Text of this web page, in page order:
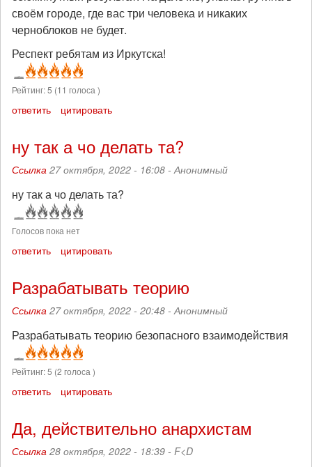
своём городе, где вас три человека и никаких
черноблоков не будет.
Респект ребятам из Иркутска!
Рейтинг:5 (11 голоса )
ответить цитировать
ну так а чо делать та?
Ссылка 27 октября, 2022 - 16:08 -Анонимный
ну так а чо делать та?
Голосов пока нет
ответить цитировать
Разрабатывать теорию
Ссылка 27 октября, 2022 - 20:48 -Анонимный
Разрабатывать теорию безопасного взаимодействия
Рейтинг:5 (2 голоса )
ответить цитировать
Да, действительно анархистам
Ссылка 28 октября, 2022 - 18:39 - F<D